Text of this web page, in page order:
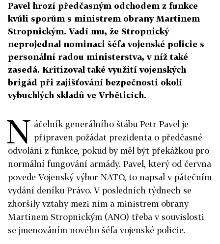
Pavel hrozí předčasným odchodem z funkce
kvůli sporům s ministrem obrany Martinem
Stropnickým. Vadí mu, že Stropnický
neprojednal nominaci šéfa vojenské policie s
personální radou ministerstva, v níž také
zasedá. Kritizoval také využití vojenských
brigád při zajišťování bezpečnosti okolí
vybuchlých skladů ve Vrběticích.
N áčelník generálního štábu Petr Pavel je
připraven požádat prezidenta o předčasné
odvolání z funkce, pokud by měl být překážkou pro
normální fungování armády. Pavel, který od června
povede Vojenský výbor NATO, to napsal v pátečním
vydání deníku Právo. V posledních týdnech se
zhoršily vztahy mezi ním a ministrem obrany
Martinem Stropnickým (ANO) třeba v souvislosti
se jmenováním nového šéfa vojenské policie.